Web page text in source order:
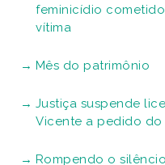
feminicídio
vítima
Mês do patrimônio
Justiça suspende
Vicente a pedido do
Rompendo o